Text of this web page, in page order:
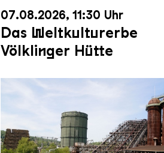
07.08.2026, 11:30 Uhr
Das Weltkulturerbe
Völklinger Hütte